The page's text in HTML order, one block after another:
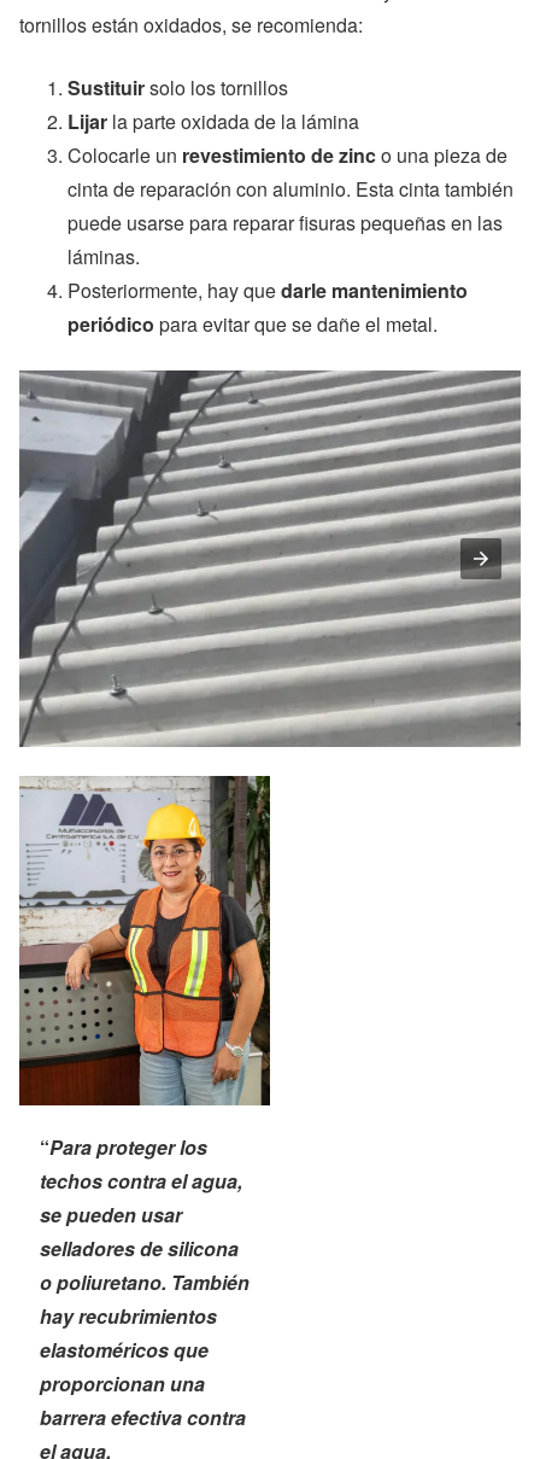
tornillos están oxidados, se recomienda:
Sustituirsolo los tornillos
Lijar la parte oxidada de la lámina
Colocarle un revestimiento de zinco una pieza de
cinta de reparación con aluminio. Esta cinta también
puede usarse para reparar fisuras pequeñas en las
láminas.
Posteriormente, hay quedarle mantenimiento
periódico para evitar que se dañe el metal.
“Paraproteger los
techos contra el agua,
se pueden usar
selladores de silicona
o poliuretano. También
hay recubrimientos
elastoméricos que
proporcionan una
barrera efectiva contra
el agua.